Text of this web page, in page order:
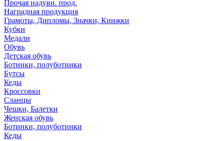
Прочая надувн. прод.
Наградная продукция
Грамоты, Дипломы, Значки, Книжки
Кубки
Медали
Обувь
Детская обувь
Ботинки, полуботинки
Бутсы
Кеды
Кроссовки
Сланцы
Чешки, Балетки
Женская обувь
Ботинки, полуботинки
Кеды